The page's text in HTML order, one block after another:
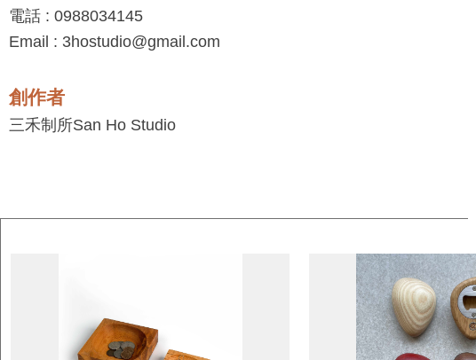
電話 : 0988034145
Email : 3hostudio@gmail.com
創作者
三禾制所San Ho Studio